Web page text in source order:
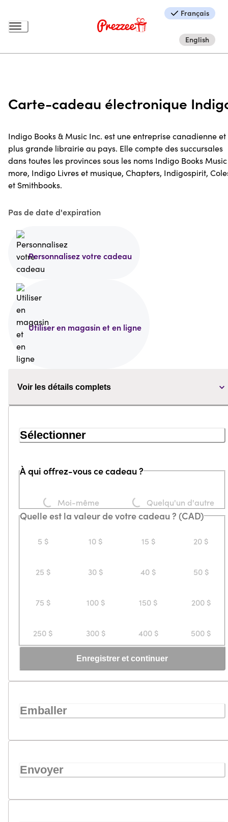
Français
English
Carte-cadeau électronique
Indigo Books & Music Inc. est une entreprise canadienne
plus grande librairie au pays. Elle compte des succursales
dans toutes les provinces sous les noms Indigo Books
more, Indigo Livres et musique, Chapters, Indigospirit,
et Smithbooks.
Pas de date d'expiration
Personnalisez votre cadeau
Utiliser en magasin et en ligne
Voir les détails complets
Sélectionner
À qui offrez-vous ce cadeau ?
Loading...Moi-même Loading... Quelqu'un d'autre
Quelle est la valeur de votre cadeau ? (CAD)
5 $ 10 $ 15 $ 20 $
25 $ 30 $ 40 $ 50 $
75 $ 100 $ 150 $ 200 $
250 $ 300 $ 400 $ 500 $
Enregistrer et continuer
Emballer
Envoyer